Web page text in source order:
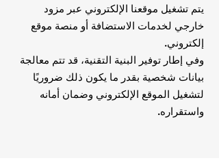
يتم تشغيل موقعنا الإلكتروني عبر مزود
خارجي لخدمات الاستضافة أو منصة موقع
إلكتروني.
وفي إطار توفير البنية التقنية، قد تتم معالجة
بيانات شخصية بقدر ما يكون ذلك ضروريًا
لتشغيل الموقع الإلكتروني وضمان أمانه
واستقراره.